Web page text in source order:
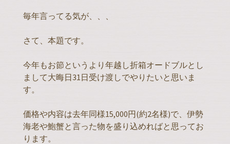
毎年言ってる気が、、、
さて、本題です。
今年もお節というより年越し折箱オードブルとし
まして大晦日31日受け渡しでやりたいと思いま
す。
価格や内容は去年同様15,000円(約2名様)で、伊勢
海老や鮑蟹と言った物を盛り込めればと思ってお
ります。